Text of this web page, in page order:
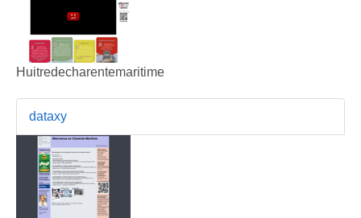
Huitredecharentemaritime
dataxy